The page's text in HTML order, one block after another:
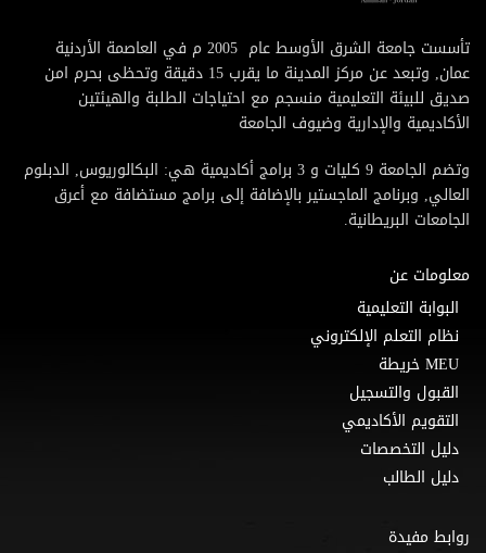
تأسست جامعة الشرق الأوسط عام 2005 م في العاصمة الأردنية
عمان, وتبعد عن مركز المدينة ما يقرب 15 دقيقة وتحظى بحرم امن
صديق للبيئة التعليمية منسجم مع احتياجات الطلبة والهيئتين
الأكاديمية والإدارية وضيوف الجامعة
وتضم الجامعة 9 كليات و 3 برامج أكاديمية هي: البكالوريوس, الدبلوم
العالي, وبرنامج الماجستير بالإضافة إلى برامج مستضافة مع أعرق
الجامعات البريطانية.
معلومات عن
البوابة التعليمية
نظام التعلم الإلكتروني
MEU خريطة
القبول والتسجيل
التقويم الأكاديمي
دليل التخصصات
دليل الطالب
روابط مفيدة